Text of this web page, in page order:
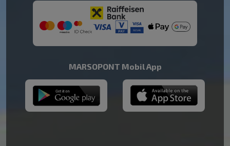
MARSOPONT Mobil App